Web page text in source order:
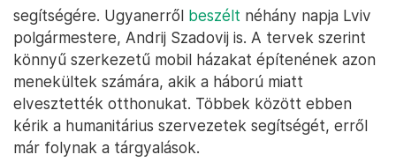
segítségére. Ugyanerről beszélt néhány napja Lviv
polgármestere, Andrij Szadovij is. A tervek szerint
könnyű szerkezetű mobil házakat építenének azon
menekültek számára, akik a háború miatt
elvesztették otthonukat. Többek között ebben
kérik a humanitárius szervezetek segítségét, erről
már folynak a tárgyalások.